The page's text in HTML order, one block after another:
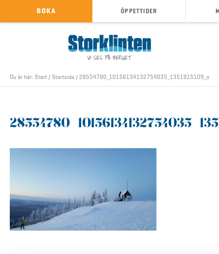
KÖP SKIPASS
info@storklinten.se
Telefonbokning : 0928-40 000
ÖPPETTIDER
BOKA
Du är här: Start / Startsida / 28554780_10156134132754035_1351915109_o